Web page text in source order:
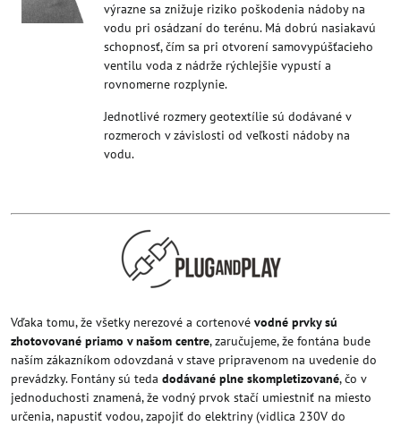
výrazne sa znižuje riziko poškodenia nádoby na
vodu pri osádzaní do terénu. Má dobrú nasiakavú
schopnosť, čím sa pri otvorení samovypúšťacieho
ventilu voda z nádrže rýchlejšie vypustí a
rovnomerne rozplynie.
Jednotlivé rozmery geotextílie sú dodávané v
rozmeroch v závislosti od veľkosti nádoby na
vodu.
Vďaka tomu, že všetky nerezové a cortenové vodné prvky sú
zhotovované priamo v našom centre, zaručujeme, že fontána bude
naším zákazníkom odovzdaná v stave pripravenom na uvedenie do
prevádzky. Fontány sú teda dodávané plne skompletizované, čo v
jednoduchosti znamená, že vodný prvok stačí umiestniť na miesto
určenia, napustiť vodou, zapojiť do elektriny (vidlica 230V do